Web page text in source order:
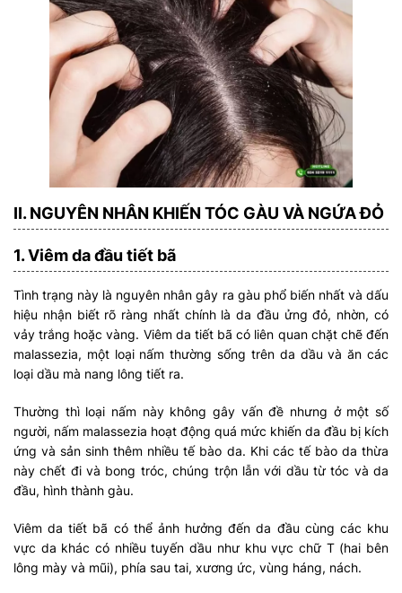
II. NGUYÊN NHÂN KHIẾN TÓC GÀU VÀ NGỨA ĐỎ
1. Viêm da đầu tiết bã
Tình trạng này là nguyên nhân gây ra gàu phổ biến nhất và dấu
hiệu nhận biết rõ ràng nhất chính là da đầu ửng đỏ, nhờn, có
vảy trắng hoặc vàng. Viêm da tiết bã có liên quan chặt chẽ đến
malassezia, một loại nấm thường sống trên da dầu và ăn các
loại dầu mà nang lông tiết ra.
Thường thì loại nấm này không gây vấn đề nhưng ở một số
người, nấm malassezia hoạt động quá mức khiến da đầu bị kích
ứng và sản sinh thêm nhiều tế bào da. Khi các tế bào da thừa
này chết đi và bong tróc, chúng trộn lẫn với dầu từ tóc và da
đầu, hình thành gàu.
Viêm da tiết bã có thể ảnh hưởng đến da đầu cùng các khu
vực da khác có nhiều tuyến dầu như khu vực chữ T (hai bên
lông mày và mũi), phía sau tai, xương ức, vùng háng, nách.